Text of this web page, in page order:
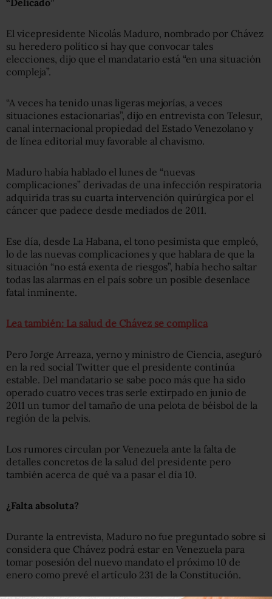
“Delicado”
El vicepresidente Nicolás Maduro, nombrado por Chávez
su heredero político si hay que convocar tales
elecciones, dijo que el mandatario está “en una situación
compleja”.
“A veces ha tenido unas ligeras mejorías, a veces
situaciones estacionarias”, dijo en entrevista con Telesur,
canal internacional propiedad del Estado Venezolano y
de línea editorial muy favorable al chavismo.
Maduro había hablado el lunes de “nuevas
complicaciones” derivadas de una infección respiratoria
adquirida tras su cuarta intervención quirúrgica por el
cáncer que padece desde mediados de 2011.
Ese día, desde La Habana, el tono pesimista que empleó,
lo de las nuevas complicaciones y que hablara de que la
situación “no está exenta de riesgos”, había hecho saltar
todas las alarmas en el país sobre un posible desenlace
fatal inminente.
Lea también: La salud de Chávez se complica
Pero Jorge Arreaza, yerno y ministro de Ciencia, aseguró
en la red social Twitter que el presidente continúa
estable. Del mandatario se sabe poco más que ha sido
operado cuatro veces tras serle extirpado en junio de
2011 un tumor del tamaño de una pelota de béisbol de la
región de la pelvis.
Los rumores circulan por Venezuela ante la falta de
detalles concretos de la salud del presidente pero
también acerca de qué va a pasar el día 10.
¿Falta absoluta?
Durante la entrevista, Maduro no fue preguntado sobre si
considera que Chávez podrá estar en Venezuela para
tomar posesión del nuevo mandato el próximo 10 de
enero como prevé el artículo 231 de la Constitución.